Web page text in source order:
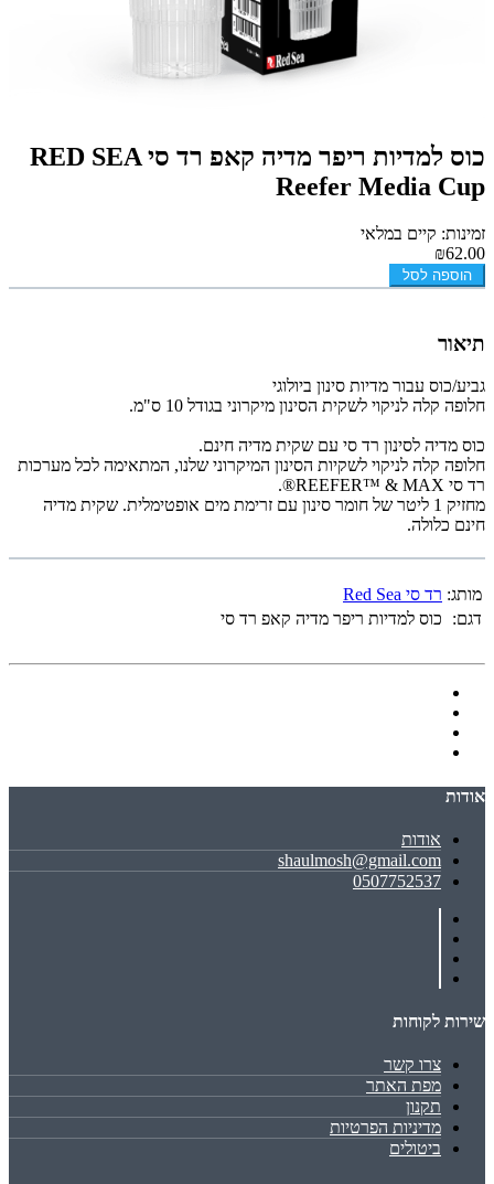
כוס למדיות ריפר מדיה קאפ רד סי RED SEA
Reefer Media Cup
זמינות: קיים במלאי
₪62.00
הוספה לסל
תיאור
גביע/כוס עבור מדיות סינון ביולוגי
חלופה קלה לניקוי לשקית הסינון מיקרוני בגודל 10 ס"מ.
כוס מדיה לסינון רד סי עם שקית מדיה חינם.
חלופה קלה לניקוי לשקיות הסינון המיקרוני שלנו, המתאימה לכל מערכות
רד סי REEFER™ & MAX®.
מחזיק 1 ליטר של חומר סינון עם זרימת מים אופטימלית. שקית מדיה
חינם כלולה.
מותג: רד סי Red Sea
דגם:
כוס למדיות ריפר מדיה קאפ רד סי
אודות
אודות
shaulmosh@gmail.com
0507752537
שירות לקוחות
צרו קשר
מפת האתר
תקנון
מדיניות הפרטיות
ביטולים